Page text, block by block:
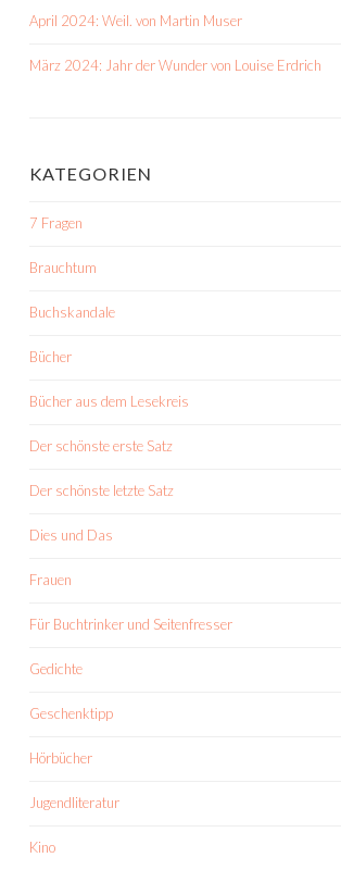
April 2024: Weil. von Martin Muser
März 2024: Jahr der Wunder von Louise Erdrich
KATEGORIEN
7 Fragen
Brauchtum
Buchskandale
Bücher
Bücher aus dem Lesekreis
Der schönste erste Satz
Der schönste letzte Satz
Dies und Das
Frauen
Für Buchtrinker und Seitenfresser
Gedichte
Geschenktipp
Hörbücher
Jugendliteratur
Kino